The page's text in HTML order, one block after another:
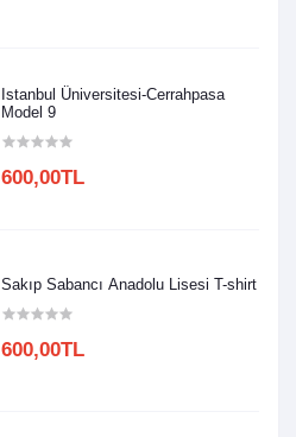
Istanbul Üniversitesi-Cerrahpasa
Model 9
600,00TL
Sakıp Sabancı Anadolu Lisesi T-shirt
600,00TL